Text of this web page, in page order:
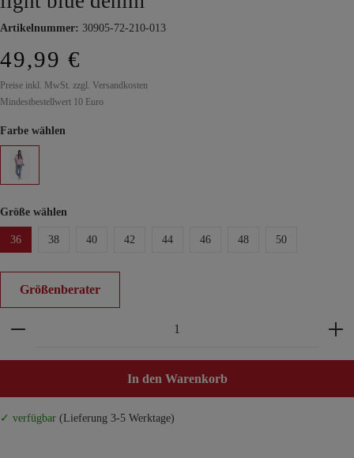
Artikelnummer: 30905-72-210-013
49,99 €
Preise inkl. MwSt. zzgl. Versandkosten
Mindestbestellwert 10 Euro
Farbe wählen
Größe wählen
36 38 40 42 44 46 48 50
Größenberater
Produkt Anzahl: Gib den gewünschten Wert ein
In den Warenkorb
✓ verfügbar (Lieferung 3-5 Werktage)